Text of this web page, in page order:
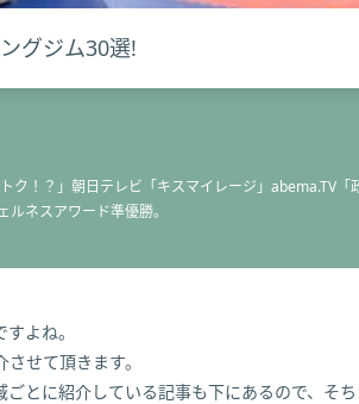
グジム30選!
ク！？」朝日テレビ「キスマイレージ」abema.TV
ネスアワード準優勝。
よね。
せて頂きます。
とに紹介している記事も下にあるので、そち